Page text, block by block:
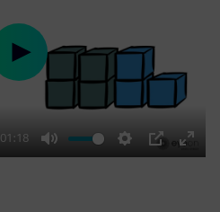
01:18
Mute Settings
PIP
Enter
Play